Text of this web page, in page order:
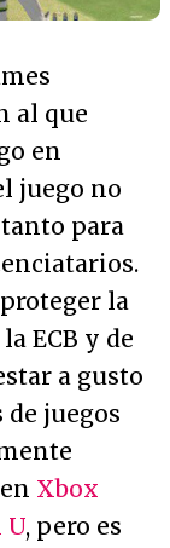
al que
en
juego no
para
la
ECB y de
a gusto
juegos
Xbox
U, pero es